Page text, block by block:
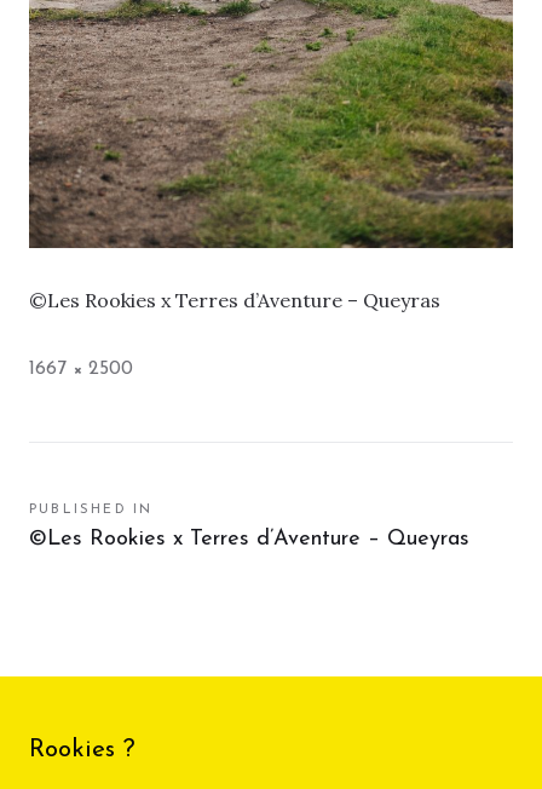
©Les Rookies x Terres d’Aventure – Queyras
Full
1667 × 2500
Navigation
de
PUBLISHED IN
©Les Rookies x Terres d’Aventure – Queyras
Rookies ?